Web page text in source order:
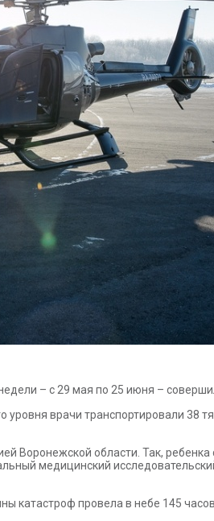
– с 29 мая по 25 июня –
врачи транспортировали 38
Воронежской области. Так,
медицинский
катастроф провела в небе 145 часов.